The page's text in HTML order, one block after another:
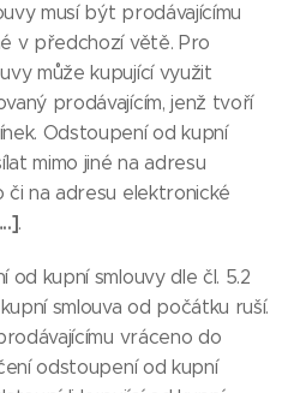
musí být prodávajícímu
v předchozí větě. Pro
může kupující využit
prodávajícím, jenž tvoří
Odstoupení od kupní
mimo jiné na adresu
na adresu elektronické
.
kupní smlouvy dle čl. 5.2
smlouva od počátku ruší.
vráceno do
odstoupení od kupní